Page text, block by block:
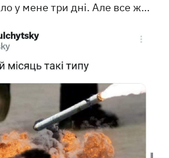
у мене три дні. Але все ж…